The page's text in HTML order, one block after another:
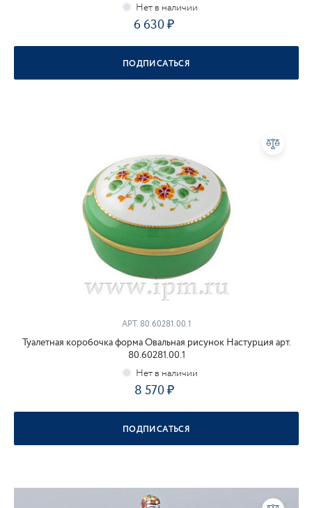
6 630
ПОДПИСАТЬСЯ
АРТ.80.60281.00.1
Туалетная коробочка форма Овальная рисунок Настурция арт.
80.60281.00.1
8 570
ПОДПИСАТЬСЯ